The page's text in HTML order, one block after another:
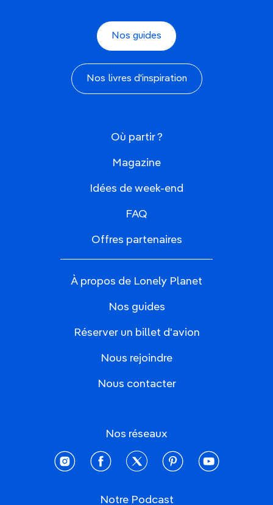
Nos guides
Nos livres d'inspiration
Où partir ?
Magazine
Idées de week-end
FAQ
Offres partenaires
À propos de Lonely Planet
Nos guides
Réserver un billet d'avion
Nous rejoindre
Nous contacter
Nos réseaux
instagramfacebooktwitter pinterestyoutube
Notre Podcast